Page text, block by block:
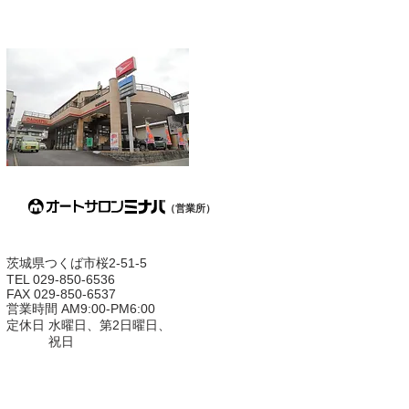
（営業所）
茨城県つくば市桜2-51-5
TEL 029-850-6536
FAX 029-850-6537
営業時間 AM9:00-PM6:00
定休日 水曜日、第2日曜日、
祝日